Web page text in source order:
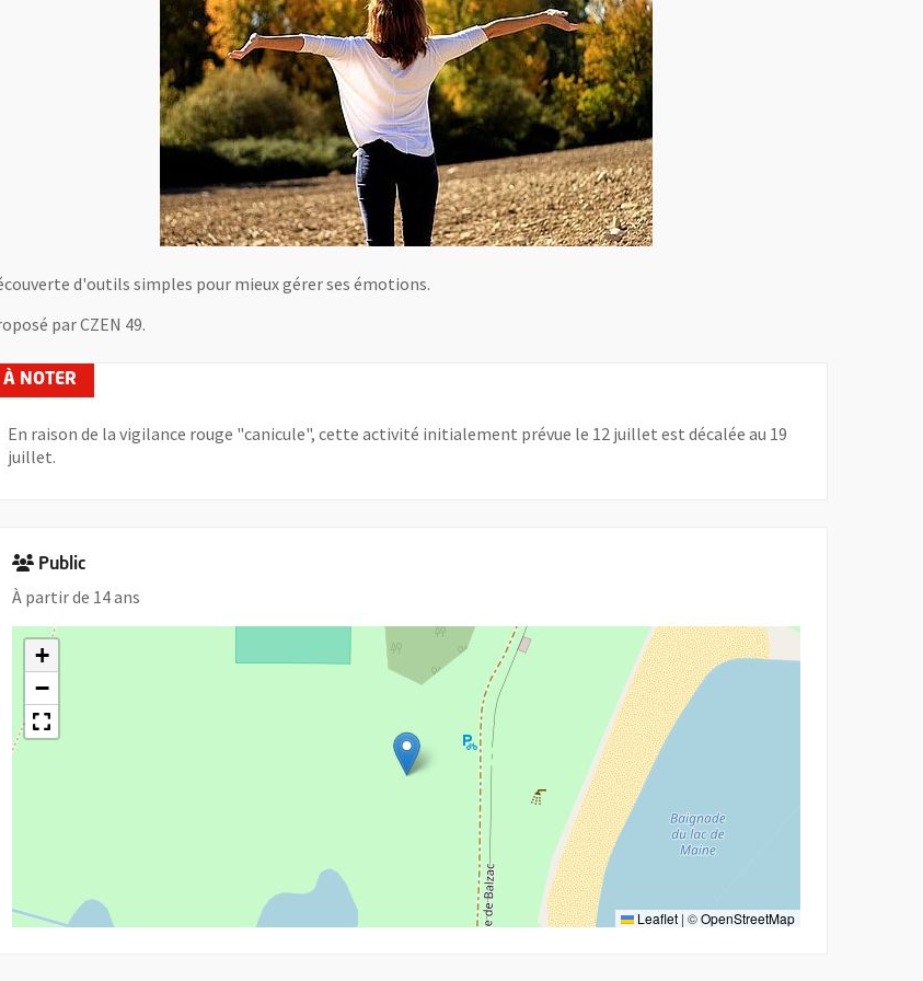
d'outils simples pour mieux gérer ses émotions.
par CZEN 49.
En raison de la vigilance rouge "canicule", cette activité initialement prévue le 12 juillet est décalée au 19
juillet.
Public
À partir de 14 ans
+
−
Leaflet | ©OpenStreetMap